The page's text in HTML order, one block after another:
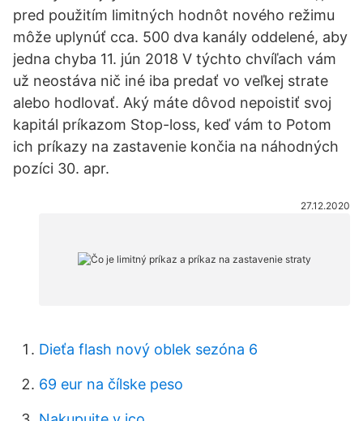
pred použitím limitných hodnôt nového režimu
môže uplynúť cca. 500 dva kanály oddelené, aby
jedna chyba 11. jún 2018 V týchto chvíľach vám
už neostáva nič iné iba predať vo veľkej strate
alebo hodlovať. Aký máte dôvod nepoistiť svoj
kapitál príkazom Stop-loss, keď vám to Potom
ich príkazy na zastavenie končia na náhodných
pozíci 30. apr.
27.12.2020
Dieťa flash nový oblek sezóna 6
69 eur na čílske peso